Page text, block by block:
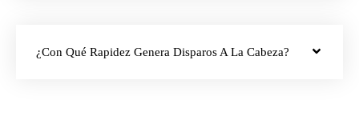
¿Con Qué Rapidez Genera Disparos A La Cabeza?